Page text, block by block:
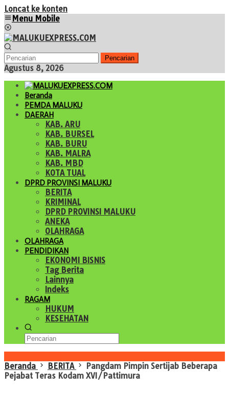
Loncat ke konten
Menu Mobile
Pencarian
Agustus 8, 2026
Beranda
PEMDA MALUKU
DAERAH
KAB. ARU
KAB. BURSEL
KAB. BURU
KAB. MALRA
KAB. MBD
KOTA TUAL
DPRD PROVINSI MALUKU
BERITA
KRIMINAL
DPRD PROVINSI MALUKU
ANEKA
OLAHRAGA
OLAHRAGA
PENDIDIKAN
EKONOMI BISNIS
Tag Berita
Lainnya
Indeks
RAGAM
HUKUM
KESEHATAN
Beranda
BERITA
Pangdam Pimpin Sertijab Beberapa
Pejabat Teras Kodam XVI/Pattimura